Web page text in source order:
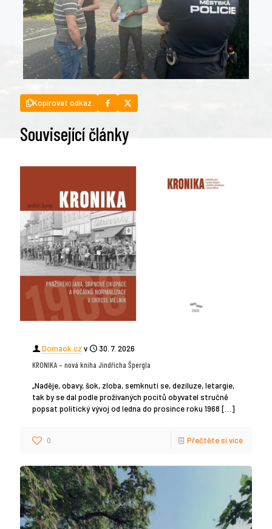
Kopírovat odkaz
Související články
Domaok.cz v
30. 7. 2026
KRONIKA – nová kniha Jindřicha Špergla
„Naděje, obavy, šok, zloba, semknutí se, deziluze, letargie,
tak by se dal podle prožívaných pocitů obyvatel stručně
popsat politický vývoj od ledna do prosince roku 1968 […]
0 Přečtěte si více